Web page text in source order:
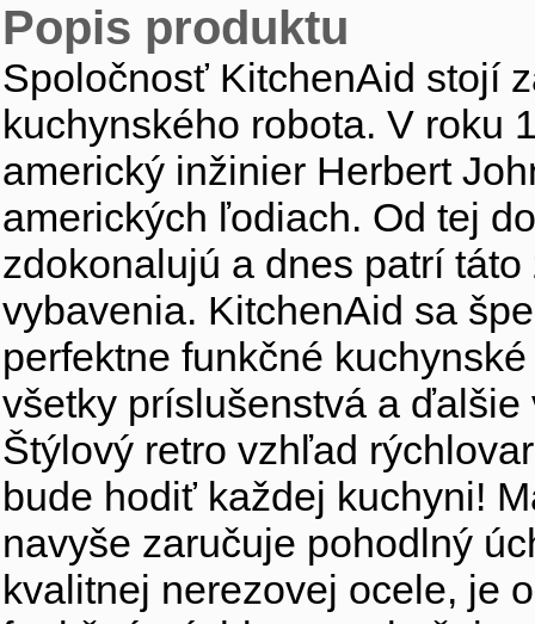
Popis produktu
Spoločnosť KitchenAid stojí
kuchynského robota. V roku
americký inžinier Herbert
amerických ľodiach. Od tej
zdokonalujú a dnes patrí
vybavenia. KitchenAid sa
perfektne funkčné
všetky príslušenstvá a
Štýlový retro vzhľad
bude hodiť každej kuchyni!
navyše zaručuje pohodlný
kvalitnej nerezovej ocele, je